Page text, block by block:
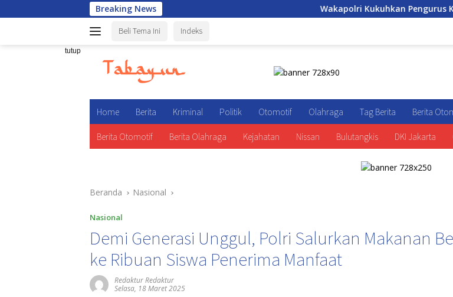
ke
Breaking News Wakapolri Kukuhkan Pengurus KBPP Polri, Awali
Beli Tema Ini
Indeks
tutup
Home Berita Kriminal Politik Otomotif Olahraga Tag Berita Berita
Berita Otomotif Berita Olahraga Kejahatan Nissan Bulutangkis DKI Jakarta
Beranda Nasional
Nasional
Demi Generasi Unggul, Polri Salurkan Makanan
ke Ribuan Siswa Penerima Manfaat
Redaktur Redaktur
Selasa, 18 Maret 2025